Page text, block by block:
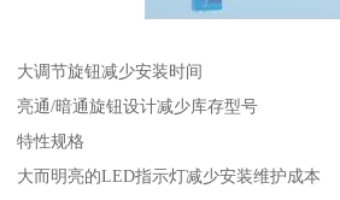
大调节旋钮减少安装时间
亮通/暗通旋钮设计减少库存型号
特性规格
大而明亮的LED指示灯减少安装维护成本